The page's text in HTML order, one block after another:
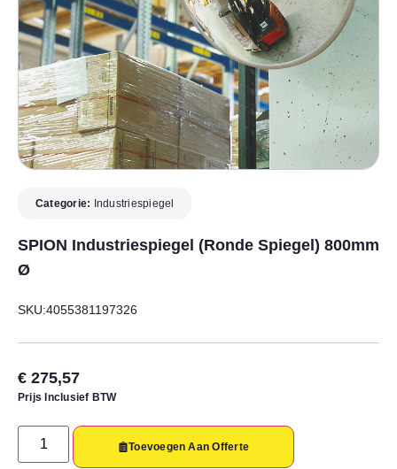
Categorie: Industriespiegel
SPION Industriespiegel (ronde Spiegel) 800mm
Ø
SKU:4055381197326
€ 275,57
Prijs Inclusief BTW
Toevoegen Aan Offerte